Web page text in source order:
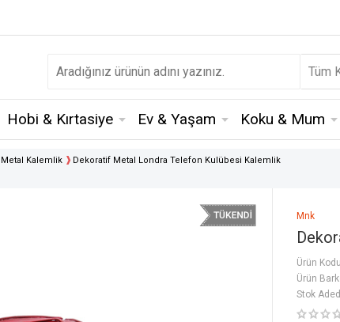
Hobi & Kırtasiye Ev & Yaşam Koku & Mum
Metal Kalemlik Dekoratif Metal Londra Telefon Kulübesi Kalemlik
Mnk
Ürün
Ürün
Stok